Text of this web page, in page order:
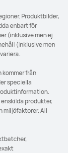
Produktbilder,
enbart för
(inklusive men ej
(inklusive men
kommer från
speciella
produkter,
miljöfaktorer. All